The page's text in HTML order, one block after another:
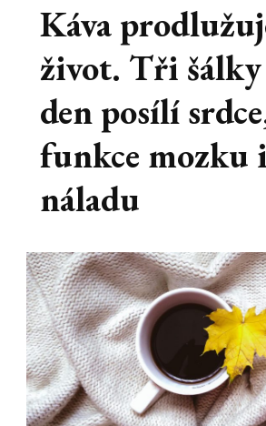
Káva
život. Tři
den posílí
funkce mozku
náladu